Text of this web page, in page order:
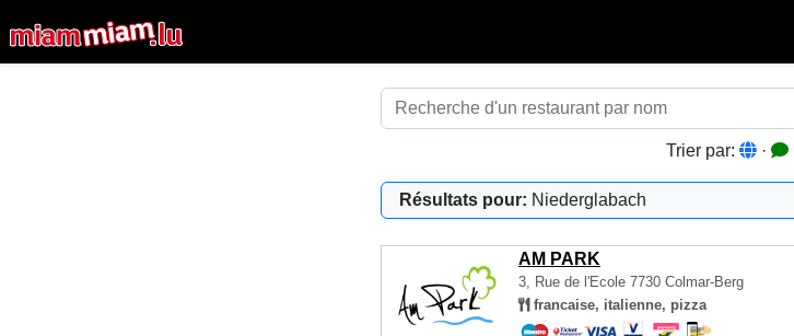
Trier par: ·
Résultats pour: Niederglabach
AM PARK
3, Rue de l'Ecole 7730 Colmar-Berg
francaise, italienne, pizza